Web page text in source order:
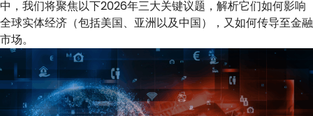
中，我们将聚焦以下2026年三大关键议题，解析它们如何影响
全球实体经济（包括美国、亚洲以及中国），又如何传导至金融
市场。